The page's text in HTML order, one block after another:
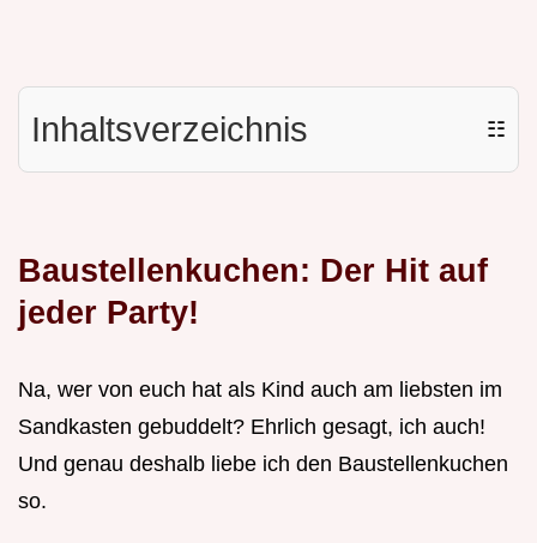
Inhaltsverzeichnis ☷
Baustellenkuchen: Der Hit auf
jeder Party!
Na, wer von euch hat als Kind auch am liebsten im
Sandkasten gebuddelt? Ehrlich gesagt, ich auch!
Und genau deshalb liebe ich den Baustellenkuchen
so.